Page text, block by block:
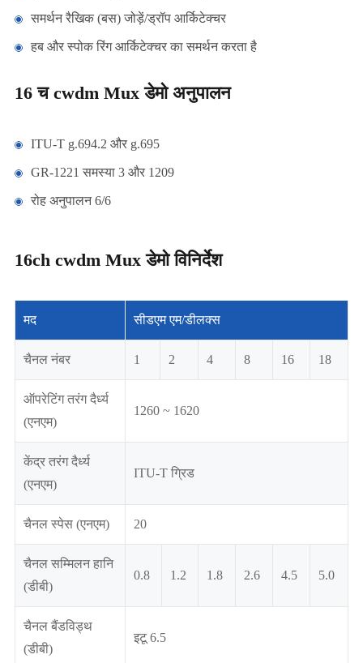
समर्थन रैखिक (बस) जोड़ें/ड्रॉप आर्किटेक्चर
हब और स्पोक रिंग आर्किटेक्चर का समर्थन करता है
16 च cwdm Mux डेमो अनुपालन
ITU-T g.694.2 और g.695
GR-1221 समस्या 3 और 1209
रोह अनुपालन 6/6
16ch cwdm Mux डेमो विनिर्देश
मद सीडएम एम/डीलक्स
चैनल नंबर 1 2 4 8 16 18
ऑपरेटिंग तरंग दैर्ध्य
(एनएम)
1260 ~ 1620
केंद्र तरंग दैर्ध्य
(एनएम)
ITU-T ग्रिड
चैनल स्पेस (एनएम) 20
चैनल सम्मिलन हानि
(डीबी)
0.8 1.2 1.8 2.6 4.5 5.0
चैनल बैंडविड्थ
(डीबी)
इटू 6.5